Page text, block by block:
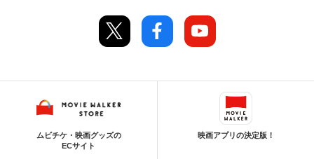
ムビチケ・映画グッズの
ECサイト
映画アプリの決定版！